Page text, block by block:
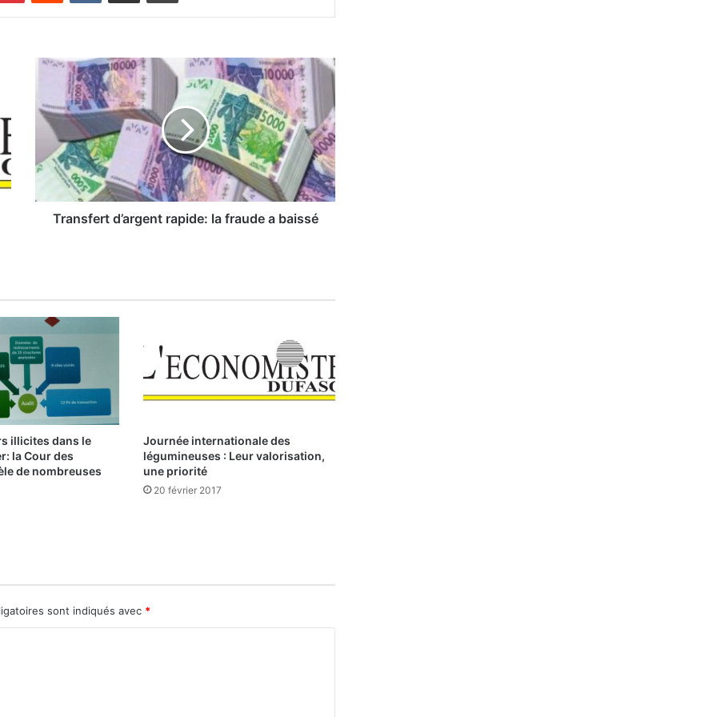
n
e
t
e
n
t
r
a
p
i
e
:
l
e
Transfert d’argent rapide: la fraude a baissé
illicites dans le
la Cour des
de nombreuses
Journée internationale des
légumineuses : Leur valorisation,
une priorité
20 février 2017
sont indiqués avec *